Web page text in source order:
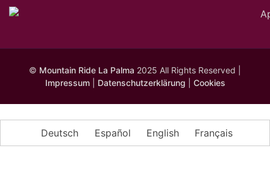
© Mountain Ride La Palma 2025 All Rights Reserved |
Impressum| Datenschutzerklärung Cookies
Deutsch Español English Français